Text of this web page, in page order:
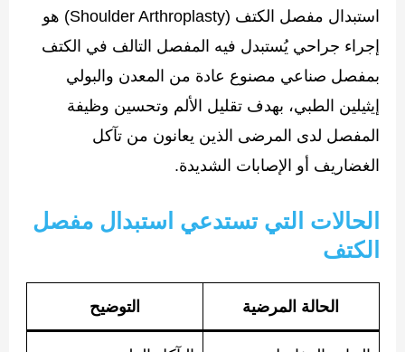
استبدال مفصل الكتف (Shoulder Arthroplasty) هو
إجراء جراحي يُستبدل فيه المفصل التالف في الكتف
بمفصل صناعي مصنوع عادة من المعدن والبولي
إيثيلين الطبي، بهدف تقليل الألم وتحسين وظيفة
المفصل لدى المرضى الذين يعانون من تآكل
الغضاريف أو الإصابات الشديدة.
الحالات التي تستدعي استبدال مفصل
الكتف
الحالة المرضية التوضيح